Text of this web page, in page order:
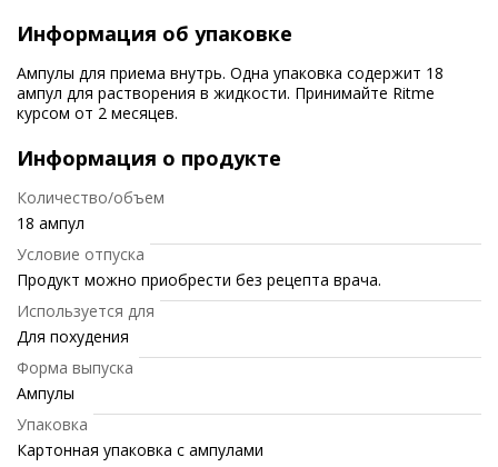
Информация об упаковке
Ампулы для приема внутрь. Одна упаковка содержит 18
ампул для растворения в жидкости. Принимайте Ritme
курсом от 2 месяцев.
Информация о продукте
Количество/объем
18 ампул
Условие отпуска
Продукт можно приобрести без рецепта врача.
Используется для
Для похудения
Форма выпуска
Ампулы
Упаковка
Картонная упаковка с ампулами